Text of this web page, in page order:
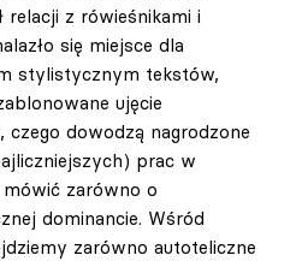
z rówieśnikami i
się miejsce dla
stylistycznym tekstów,
ujęcie
dowodzą nagrodzone
prac w
mówić zarówno o
dominancie. Wśród
zarówno autoteliczne